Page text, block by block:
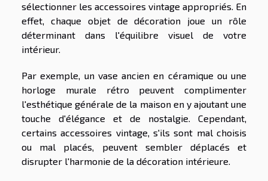
sélectionner les accessoires vintage appropriés. En
effet, chaque objet de décoration joue un rôle
déterminant dans l'équilibre visuel de votre
intérieur.
Par exemple, un vase ancien en céramique ou une
horloge murale rétro peuvent complimenter
l'esthétique générale de la maison en y ajoutant une
touche d'élégance et de nostalgie. Cependant,
certains accessoires vintage, s'ils sont mal choisis
ou mal placés, peuvent sembler déplacés et
disrupter l'harmonie de la décoration intérieure.